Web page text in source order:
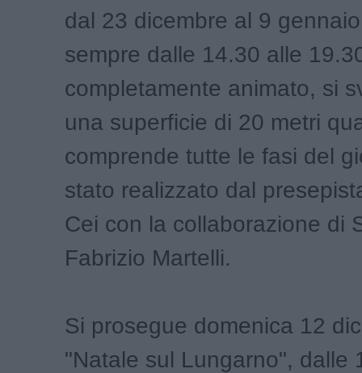
dal 23 dicembre al 9
sempre dalle 14.30 alle
completamente animato, si
una superficie di 20 metri
comprende tutte le fasi del
stato realizzato dal
Cei con la collaborazione di
Fabrizio Martelli.
Si prosegue domenica 12
"Natale sul Lungarno", dalle